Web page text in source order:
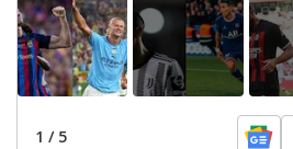
1 / 5